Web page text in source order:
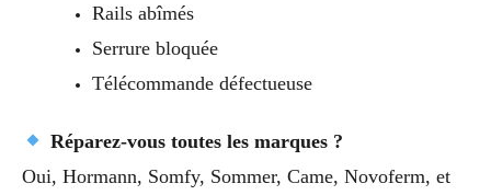
Rails abîmés
Serrure bloquée
Télécommande défectueuse
Réparez-vous toutes les marques ?
Oui, Hormann, Somfy, Sommer, Came, Novoferm, et